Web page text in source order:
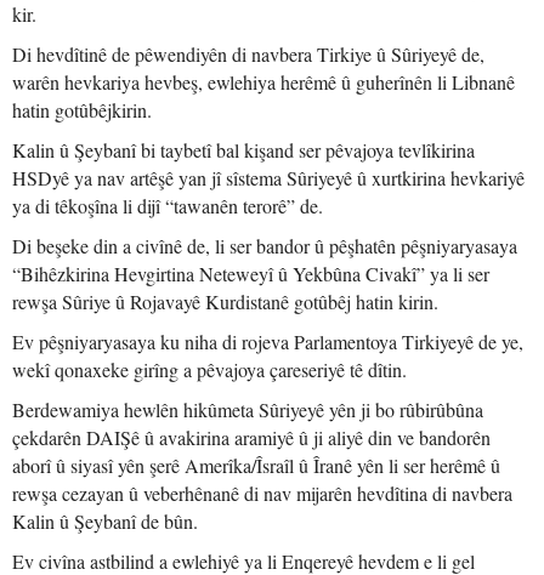
kir.
Di hevdîtinê de pêwendiyên di navbera Tirkiye û Sûriyeyê de,
warên hevkariya hevbeş, ewlehiya herêmê û guherînên li Libnanê
hatin gotûbêjkirin.
Kalin û Şeybanî bi taybetî bal kişand ser pêvajoya tevlîkirina
HSDyê ya nav artêşê yan jî sîstema Sûriyeyê û xurtkirina hevkariyê
ya di têkoşîna li dijî “tawanên terorê” de.
Di beşeke din a civînê de, li ser bandor û pêşhatên pêşniyaryasaya
“Bihêzkirina Hevgirtina Neteweyî û Yekbûna Civakî” ya li ser
rewşa Sûriye û Rojavayê Kurdistanê gotûbêj hatin kirin.
Ev pêşniyaryasaya ku niha di rojeva Parlamentoya Tirkiyeyê de ye,
wekî qonaxeke girîng a pêvajoya çareseriyê tê dîtin.
Berdewamiya hewlên hikûmeta Sûriyeyê yên ji bo rûbirûbûna
çekdarên DAIŞê û avakirina aramiyê û ji aliyê din ve bandorên
aborî û siyasî yên şerê Amerîka/Îsraîl û Îranê yên li ser herêmê û
rewşa cezayan û veberhênanê di nav mijarên hevdîtina di navbera
Kalin û Şeybanî de bûn.
Ev civîna astbilind a ewlehiyê ya li Enqereyê hevdem e li gel